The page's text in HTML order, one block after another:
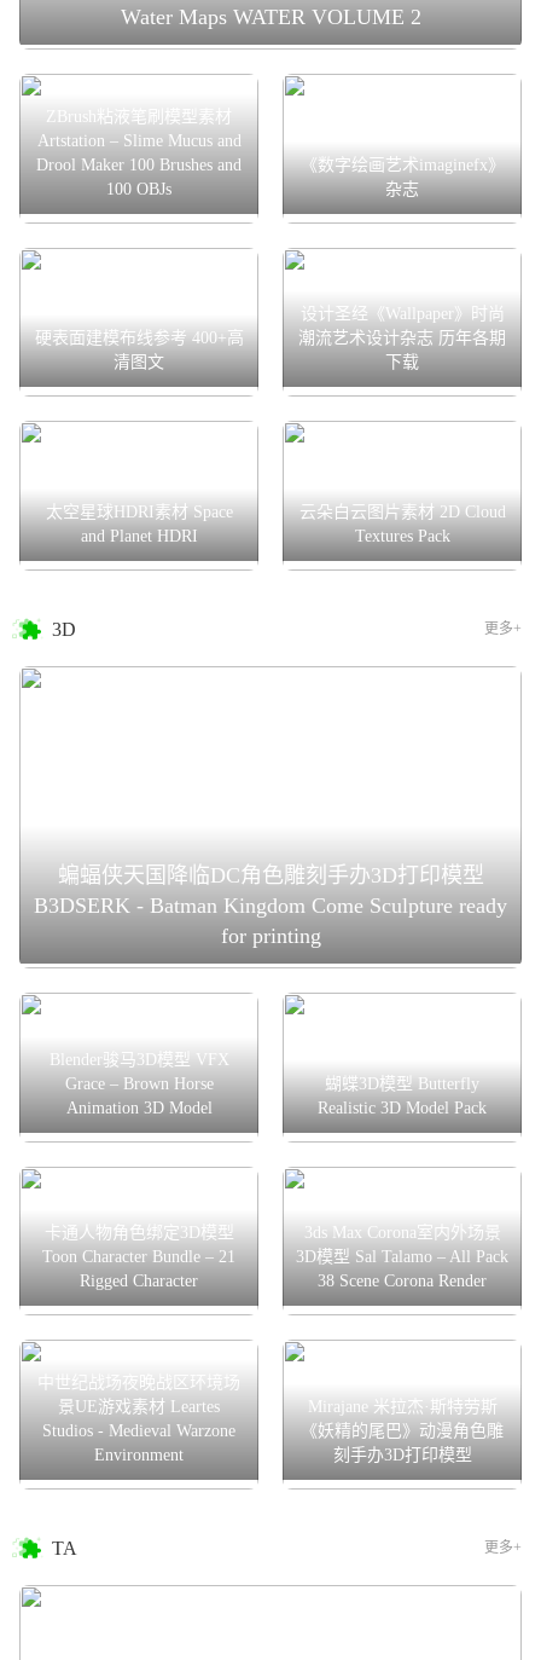
Water Maps WATER VOLUME 2
ZBrush粘液笔刷模型素材
Artstation – Slime Mucus and
Drool Maker 100 Brushes and
100 OBJs
《数字绘画艺术imaginefx》
杂志
硬表面建模布线参考 400+高
清图文
设计圣经《Wallpaper》时尚
潮流艺术设计杂志 历年各期
下载
太空星球HDRI素材 Space
and Planet HDRI
云朵白云图片素材 2D Cloud
Textures Pack
3D 更多+
蝙蝠侠天国降临DC角色雕刻手办3D打印模型
B3DSERK - Batman Kingdom Come Sculpture ready
for printing
Blender骏马3D模型 VFX
Grace – Brown Horse
Animation 3D Model
蝴蝶3D模型 Butterfly
Realistic 3D Model Pack
卡通人物角色绑定3D模型
Toon Character Bundle – 21
Rigged Character
3ds Max Corona室内外场景
3D模型 Sal Talamo – All Pack
38 Scene Corona Render
中世纪战场夜晚战区环境场
景UE游戏素材 Leartes
Studios - Medieval Warzone
Environment
Mirajane 米拉杰·斯特劳斯
《妖精的尾巴》动漫角色雕
刻手办3D打印模型
TA 更多+